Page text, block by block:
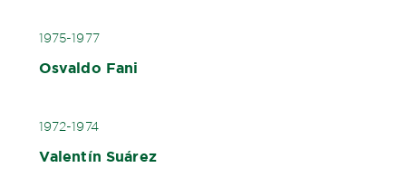
1975-1977
Osvaldo Fani
1972-1974
Valentín Suárez